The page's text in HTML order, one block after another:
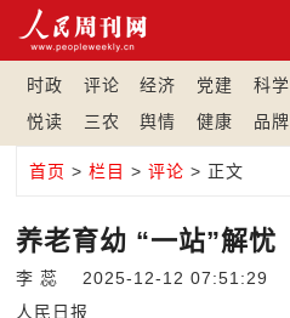
时政 评论 经济 党建 科学
悦读
三农 舆情 健康 品牌
首页 >栏目 >评论 > 正文
养老育幼 “一站”解忧
李 蕊 2025-12-12 07:51:29
人民日报